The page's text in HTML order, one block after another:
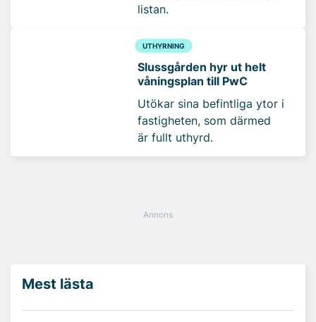
listan.
UTHYRNING
Slussgården hyr ut helt
våningsplan till PwC
Utökar sina befintliga ytor i
fastigheten, som därmed
är fullt uthyrd.
Mest lästa